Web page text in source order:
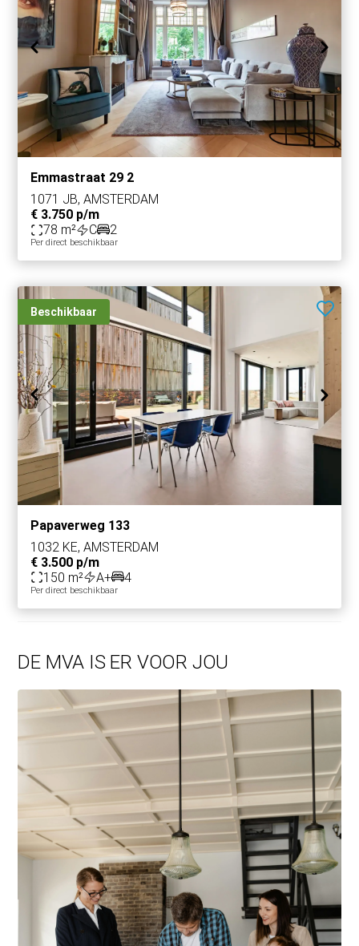
Emmastraat 29 2
1071 JB, AMSTERDAM
€ 3.750 p/m
78 m²
C 2
Per direct beschikbaar
Beschikbaar
Papaverweg 133
1032 KE, AMSTERDAM
€ 3.500 p/m
150 m²
A+ 4
Per direct beschikbaar
DE MVA IS ER VOOR JOU